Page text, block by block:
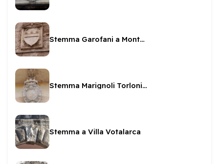
Stemma Garofani a Monterone
Stemma Marignoli Torlonia a Villa Redenta
Stemma a Villa Votalarca